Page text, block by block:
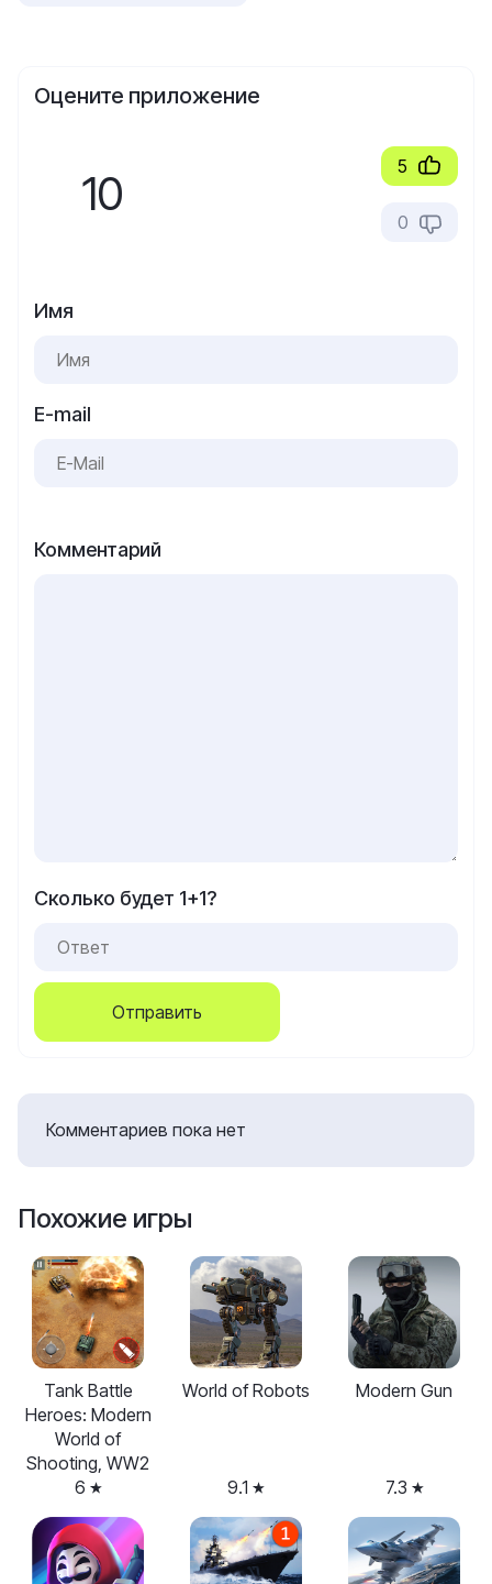
Оцените приложение
10 5
0
Имя
E-mail
Комментарий
Сколько будет 1+1?
Отправить
Комментариев пока нет
Похожие игры
Tank Battle
Heroes: Modern
World of
Shooting, WW2
6
World of Robots
9.1
Modern Gun
7.3